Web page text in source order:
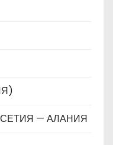
— АЛАНИЯ